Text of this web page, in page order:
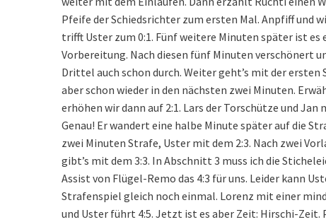
Pfeife der Schiedsrichter zum ersten Mal. Anpfiff und
trifft Uster zum 0:1. Fünf weitere Minuten später ist
Vorbereitung. Nach diesen fünf Minuten verschönert
Drittel auch schon durch. Weiter geht’s mit der ersten
aber schon wieder in den nächsten zwei Minuten.
erhöhen wir dann auf 2:1. Lars der Torschütze und
Genau! Er wandert eine halbe Minute später auf die
zwei Minuten Strafe, Uster mit dem 2:3. Nach zwei
gibt’s mit dem 3:3. In Abschnitt 3 muss ich die
Assist von Flügel-Remo das 4:3 für uns. Leider kann
Strafenspiel gleich noch einmal. Lorenz mit einer
und Uster führt 4:5. Jetzt ist es aber Zeit: Hirschi-